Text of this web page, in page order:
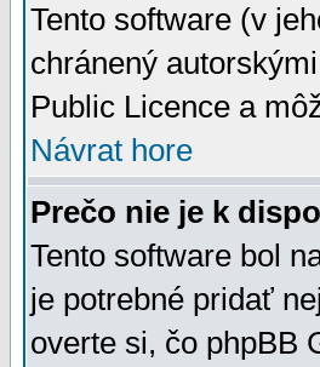
Tento software (v
chránený
Public Licence a
Návrat hore
Prečo nie je k
Tento software bol
je potrebné pridať
overte si, čo phpBB